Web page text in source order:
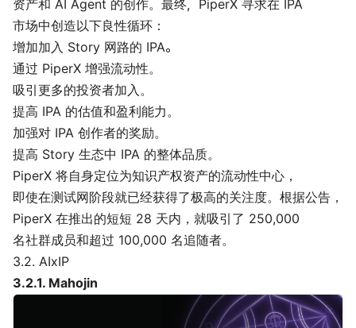
资产和 AI Agent 的创作。最终，PiperX 寻求在 IPA
市场中创造以下良性循环：
增加加入 Story 网路的 IPA。
通过 PiperX 增强流动性。
吸引更多的投资者加入。
提高 IPA 的估值和盈利能力。
加强对 IPA 创作者的奖励。
提高 Story 生态中 IPA 的整体品质。
PiperX 将自身定位为知识产权资产的流动性中心，
即使在测试网阶段就已经获得了极高的关注度。根据公告 ，
PiperX 在推出的短短 28 天内，就吸引了 250,000
名社群成员和超过 100,000 名追随者。
3.2. AIxIP
3.2.1. Mahojin